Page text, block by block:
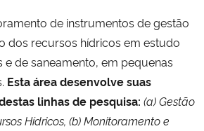
de instrumentos de gestão
dos recursos hídricos em estudo
de saneamento, em pequenas
Esta área desenvolve suas
linhas de pesquisa: (a) Gestão
Hídricos, (b) Monitoramento e